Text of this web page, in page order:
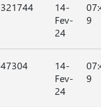
321744
14-
Fev-
24
9
47304
14-
Fev-
24
9